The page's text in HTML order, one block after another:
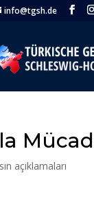
info@tgsh.de
açıklamaları